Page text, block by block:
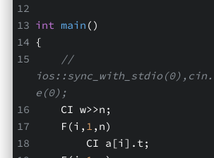
int main ()
{
//
e(0);
    CI w>>n;
    F(i,
1 ,n)
        CI a[i].t;